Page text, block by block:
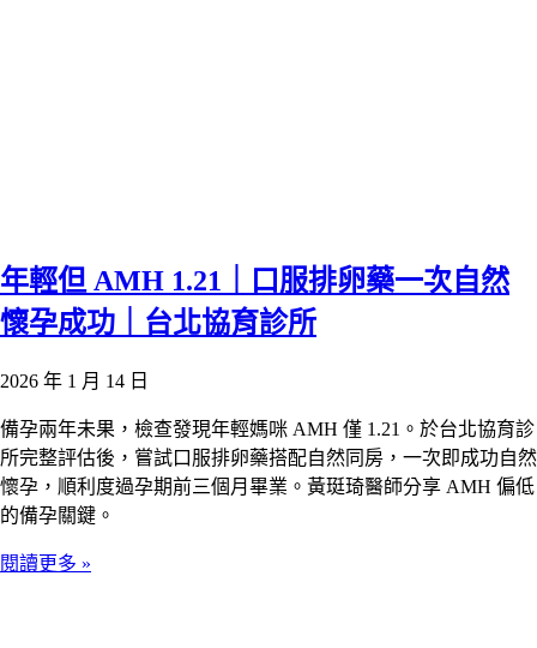
年輕但 AMH 1.21｜口服排卵藥一次自然
懷孕成功｜台北協育診所
2026 年 1 月 14 日
備孕兩年未果，檢查發現年輕媽咪 AMH 僅 1.21。於台北協育診
所完整評估後，嘗試口服排卵藥搭配自然同房，一次即成功自然
懷孕，順利度過孕期前三個月畢業。黃珽琦醫師分享 AMH 偏低
的備孕關鍵。
閱讀更多 »